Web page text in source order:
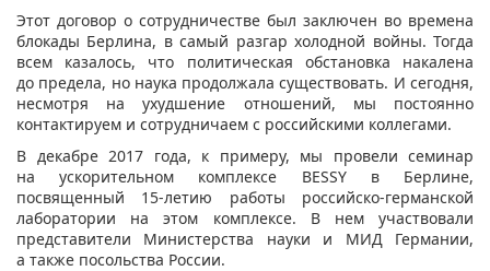
Этот договор о сотрудничестве был заключен во времена
блокады Берлина, в самый разгар холодной войны. Тогда
всем казалось, что политическая обстановка накалена
до предела, но наука продолжала существовать. И сегодня,
несмотря на ухудшение отношений, мы постоянно
контактируем и сотрудничаем с российскими коллегами.
В декабре 2017 года, к примеру, мы провели семинар
на ускорительном комплексе BESSY в Берлине,
посвященный 15-летию работы российско-германской
лаборатории на этом комплексе. В нем участвовали
представители Министерства науки и МИД Германии,
а также посольства России.